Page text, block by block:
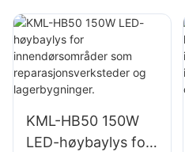
belysning i
fabrikker,
lagerbygninger osv.
KML-HB50 150W
LED-høybaylys for